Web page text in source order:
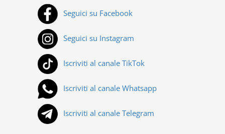
Seguici su Facebook
Seguici su Instagram
Iscriviti al canale TikTok
Iscriviti al canale Whatsapp
Iscriviti al canale Telegram